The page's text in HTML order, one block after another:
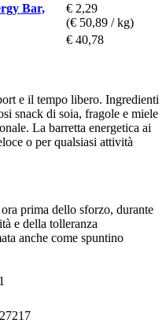
Bar,
€ 2,29
(€ 50,89 / kg)
€ 40,78
e il tempo libero. Ingredienti
snack di soia, fragole e miele
La barretta energetica ai
o per qualsiasi attività
prima dello sforzo, durante
e della tolleranza
anche come spuntino